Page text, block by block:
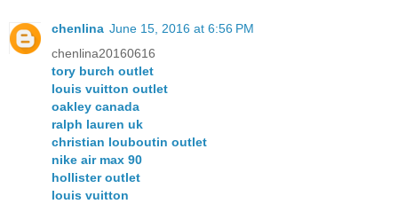
chenlina June 15, 2016 at 6:56 PM
chenlina20160616
tory burch outlet
louis vuitton outlet
oakley canada
ralph lauren uk
christian louboutin outlet
nike air max 90
hollister outlet
louis vuitton